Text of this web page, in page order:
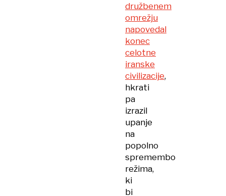
družbenem
omrežju
napovedal
konec
celotne
iranske
civilizacije,
hkrati
pa
izrazil
upanje
na
popolno
spremembo
režima,
ki
bi